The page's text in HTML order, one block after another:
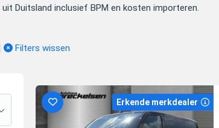
uit Duitsland inclusief BPM en kosten importeren.
Filters wissen
Erkende merkdealer